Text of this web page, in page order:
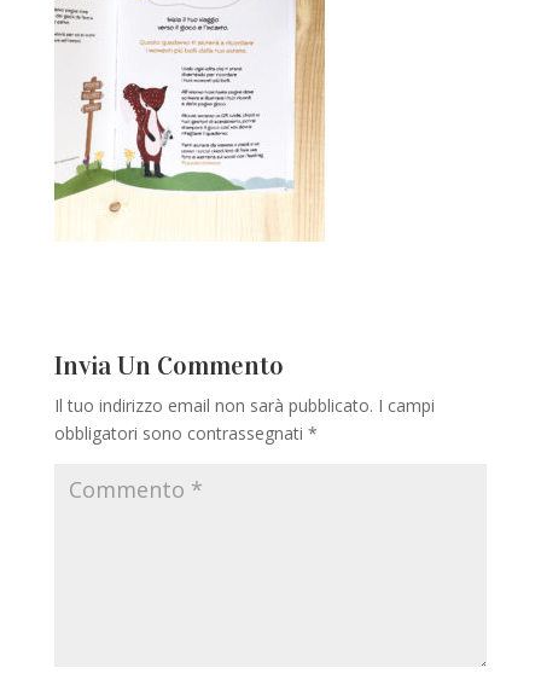
Invia Un Commento
Il tuo indirizzo email non sarà pubblicato. I campi
obbligatori sono contrassegnati *